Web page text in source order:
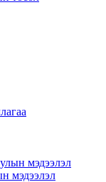
мэдээлэл
мэдээлэл